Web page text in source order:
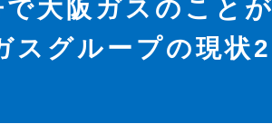
で大阪ガスのこと
スグループの現状